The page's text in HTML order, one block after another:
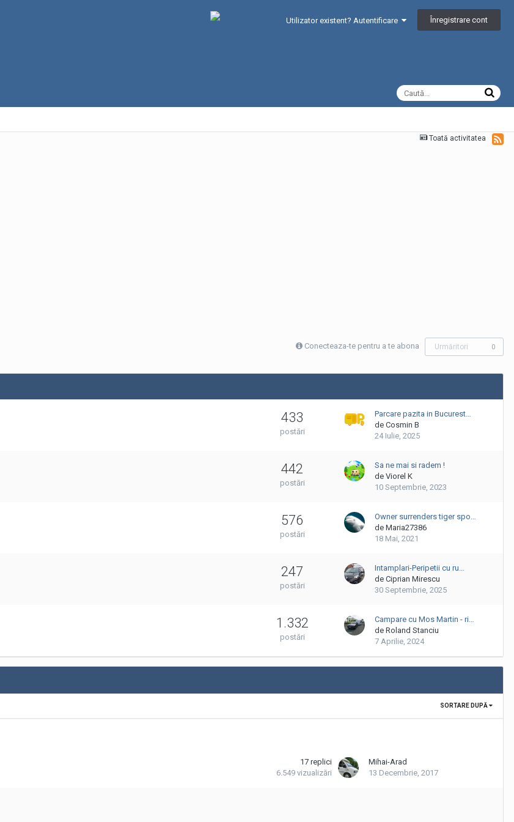
Utilizator existent? Autentificare Înregistrare cont
Toată activitatea
Conecteaza-te pentru a te abona Urmăritori 0
433
postări
Parcare pazita in Bucurest…
de Cosmin B
24 Iulie, 2025
442
postări
Sa ne mai si radem !
de Viorel K
10 Septembrie, 2023
576
postări
Owner surrenders tiger spo…
de Maria27386
18 Mai, 2021
247
postări
Intamplari-Peripetii cu ru…
de Ciprian Mirescu
30 Septembrie, 2025
1.332
postări
Campare cu Mos Martin - ri…
de Roland Stanciu
7 Aprilie, 2024
SORTARE DUPĂ
17 replici
6.549 vizualizări
Mihai-Arad
13 Decembrie, 2017